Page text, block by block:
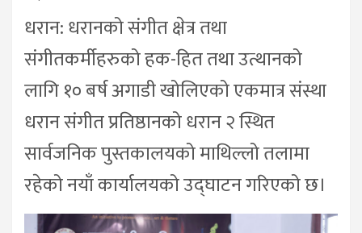
धरान: धरानको संगीत क्षेत्र तथा
संगीतकर्मीहरुको हक-हित तथा उत्थानको
लागि १० बर्ष अगाडी खोलिएको एकमात्र संस्था
धरान संगीत प्रतिष्ठानको धरान २ स्थित
सार्वजनिक पुस्तकालयको माथिल्लो तलामा
रहेको नयाँ कार्यालयको उद्घाटन गरिएको छ।